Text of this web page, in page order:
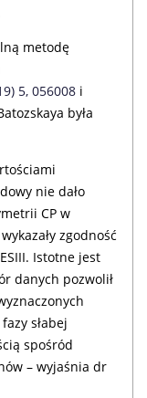
metodę
5, 056008 i
była
nie dało
CP w
zgodność
Istotne jest
danych pozwolił
słabej
spośród
– wyjaśnia dr